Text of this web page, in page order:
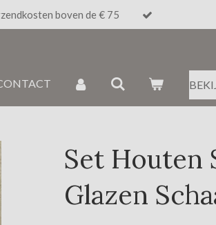
boven de € 75
Set Houten
Glazen